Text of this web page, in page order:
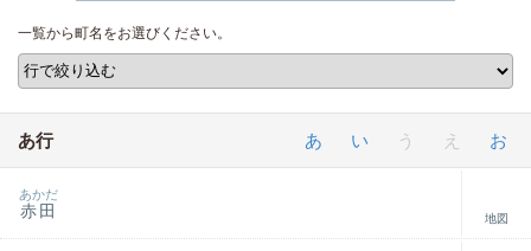
一覧から町名をお選びください。
あ行 あ い う え お
赤田
あかだ
地図